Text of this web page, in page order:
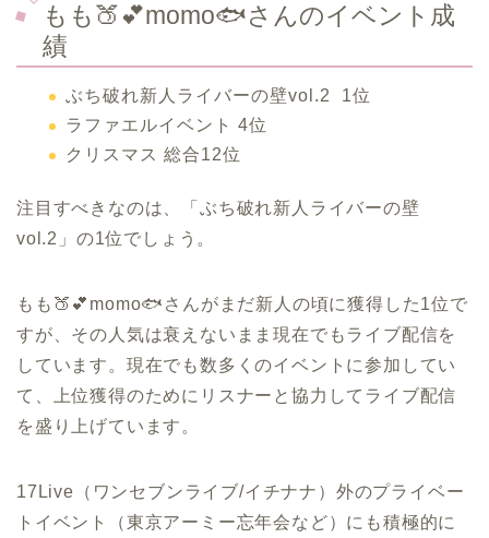
もも🍑💕momo🐟さんのイベント成
績
ぶち破れ新人ライバーの壁vol.2 1位
ラファエルイベント 4位
クリスマス 総合12位
注目すべきなのは、「ぶち破れ新人ライバーの壁
vol.2」の1位でしょう。
もも🍑💕momo🐟さんがまだ新人の頃に獲得した1位で
すが、その人気は衰えないまま現在でもライブ配信を
しています。現在でも数多くのイベントに参加してい
て、上位獲得のためにリスナーと協力してライブ配信
を盛り上げています。
17Live（ワンセブンライブ/イチナナ）外のプライベー
トイベント（東京アーミー忘年会など）にも積極的に